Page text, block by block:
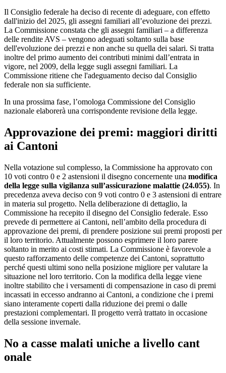
Il Consiglio federale ha deciso di recente di adeguare, con effetto
dall'inizio del 2025, gli assegni familiari all’evoluzione dei prezzi.
La Commissione constata che gli assegni familiari – a differenza
delle rendite AVS – vengono adeguati soltanto sulla base
dell'evoluzione dei prezzi e non anche su quella dei salari. Si tratta
inoltre del primo aumento dei contributi minimi dall’entrata in
vigore, nel 2009, della legge sugli assegni familiari. La
Commissione ritiene che l'adeguamento deciso dal Consiglio
federale non sia sufficiente.
In una prossima fase, l’omologa Commissione del Consiglio
nazionale elaborerà una corrispondente revisione della legge.
Approvazione dei premi: maggiori diritti
ai Ca​​ntoni
Nella votazione sul complesso, la Commissione ha approvato con
10 voti contro 0 e 2 astensioni il disegno concernente una modifica
della legge sulla vigilanza sull’assicurazione malattie (24.055). In
precedenza aveva deciso con 9 voti contro 0 e 3 astensioni di entrare
in materia sul progetto. Nella deliberazione di dettaglio, la
Commissione ha recepito il disegno del Consiglio federale. Esso
prevede di permettere ai Cantoni, nell’ambito della procedura di
approvazione dei premi, di prendere posizione sui premi proposti per
il loro territorio. Attualmente possono esprimere il loro parere
soltanto in merito ai costi stimati. La Commissione è favorevole a
questo rafforzamento delle competenze dei Cantoni, soprattutto
perché questi ultimi sono nella posizione migliore per valutare la
situazione nel loro territorio. Con la modifica della legge viene
inoltre stabilito che i versamenti di compensazione in caso di premi
incassati in eccesso andranno ai Cantoni, a condizione che i premi
siano interamente coperti dalla riduzione dei premi o dalle
prestazioni complementari. Il progetto verrà trattato in occasione
della sessione invernale.
No a casse malati uniche a livello can​t​​
onale